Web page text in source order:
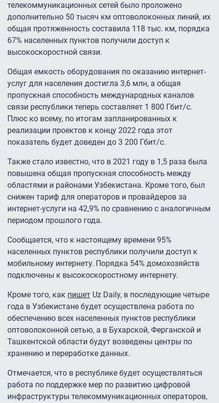
телекоммуникационных сетей было проложено
дополнительно 50 тысяч км оптоволоконных линий, их
общая протяженность составила 118 тыс. км, порядка
67% населенных пунктов получили доступ к
высокоскоростной связи.
Общая емкость оборудования по оказанию интернет-
услуг для населения достигла 3,6 млн, а общая
пропускная способность международных каналов
связи республики теперь составляет 1 800 Гбит/с.
Плюс ко всему, по итогам запланированных к
реализации проектов к концу 2022 года этот
показатель будет доведен до 3 200 Гбит/с.
Также стало известно, что в 2021 году в 1,5 раза была
повышена общая пропускная способность между
областями и районами Узбекистана. Кроме того, был
снижен тариф для операторов и провайдеров за
интернет-услуги на 42,9% по сравнению с аналогичным
периодом прошлого года.
Сообщается, что к настоящему времени 95%
населенных пунктов республики получили доступ к
мобильному интернету. Порядка 54% домохозяйств
подключены к высокоскоростному интернету.
Кроме того, как пишет Uz Daily, в последующие четыре
года в Узбекистане будет осуществлена работа по
обеспечению всех населенных пунктов республики
оптоволоконной сетью, а в Бухарской, Ферганской и
Ташкентской области будут возведены центры по
хранению и переработке данных.
Отмечается, что в республике будет осуществляться
работа по поддержке мер по развитию цифровой
инфраструктуры телекоммуникационных операторов,